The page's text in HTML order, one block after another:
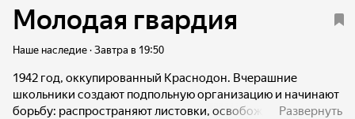
Молодая гвардия
Наше наследие · Завтра в 19:50
1942 год, оккупированный Краснодон. Вчерашние
школьники создают подпольную организацию и начинают
борьбу: распространяют листовки, освобождают группу
Развернуть